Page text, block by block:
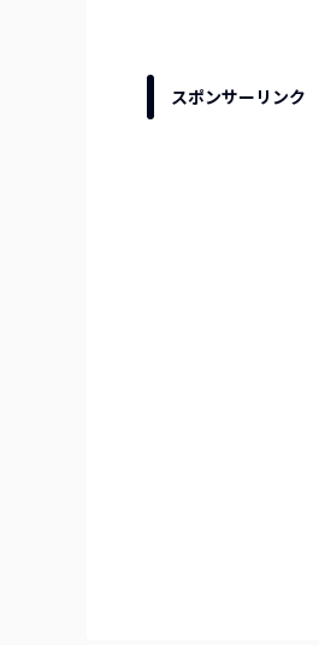
スポンサーリンク